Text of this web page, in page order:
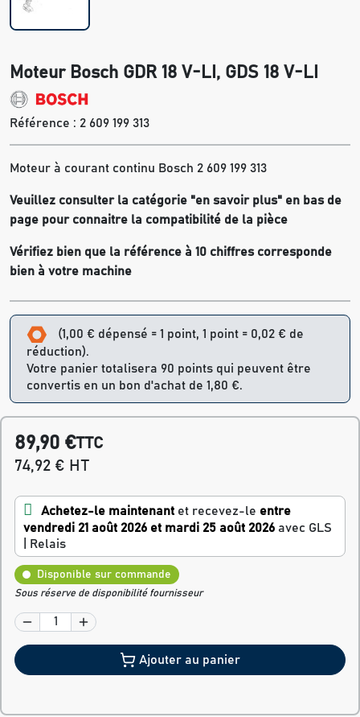
Moteur Bosch GDR 18 V-LI, GDS 18 V-LI
Référence : 2 609 199 313
Moteur à courant continu Bosch 2 609 199 313
Veuillez consulter la catégorie "en savoir plus" en bas de
page pour connaitre la compatibilité de la pièce
Vérifiez bien que la référence à 10 chiffres corresponde
bien à votre machine
(1,00 € dépensé = 1 point, 1 point = 0,02 € de
réduction).
Votre panier totalisera 90 points qui peuvent être
convertis en un bon d'achat de 1,80 €.
89,90 €TTC
74,92 € HT
Achetez-le maintenant et recevez-le entre
vendredi 21 août 2026 et mardi 25 août 2026 avec GLS
| Relais
Disponible sur commande
Sous réserve de disponibilité fournisseur
Ajouter au panier